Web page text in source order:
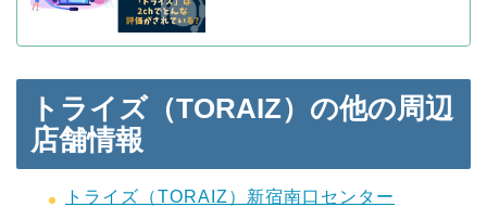
トライズ（TORAIZ）の他の周辺
店舗情報
トライズ（TORAIZ）新宿南口センター